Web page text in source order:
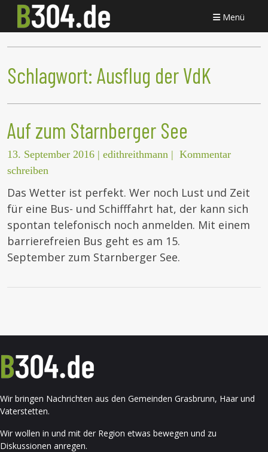
Menü
Schlagwort: Ausflug der VdK
Auf zum Starnberger See
13. September 2016 | edithreithmann | Kommentar
schreiben
Das Wetter ist perfekt. Wer noch Lust und Zeit
für eine Bus- und Schifffahrt hat, der kann sich
spontan telefonisch noch anmelden. Mit einem
barrierefreien Bus geht es am 15.
September zum Starnberger See.
Wir bringen Nachrichten aus den Gemeinden Grasbrunn, Haar und
Vaterstetten.
Wir wollen in und mit der Region etwas bewegen und zu
Diskussionen anregen.